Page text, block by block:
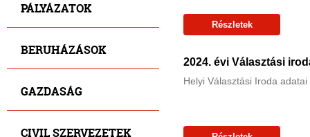
PÁLYÁZATOK
BERUHÁZÁSOK
GAZDASÁG
CIVIL SZERVEZETEK
Részletek
2024. évi Választási
Helyi Választási Iroda adatai